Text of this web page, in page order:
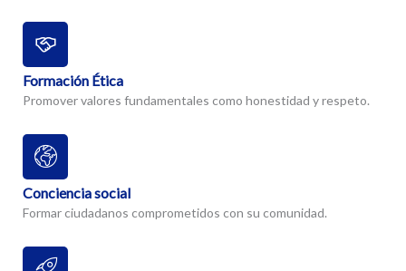
Formación Ética
Promover valores fundamentales como honestidad y respeto.
Conciencia social
Formar ciudadanos comprometidos con su comunidad.